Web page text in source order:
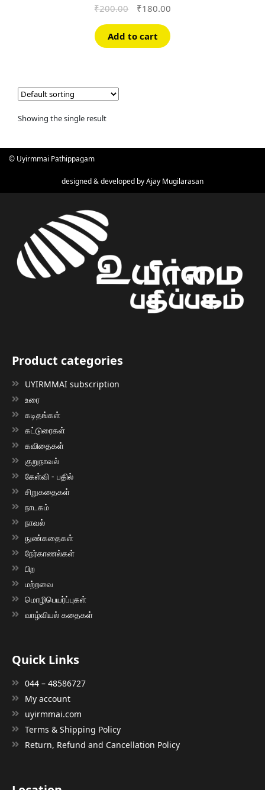
₹200.00
Original
was:
₹200.00.
₹180.00Current
is:
Add to cart
Showing the single result
© Uyirmmai Pathippagam
designed & developed byAjay Mugilarasan
Product categories
UYIRMMAI subscription
உரை
கடிதங்கள்
கட்டுரைகள்
கவிதைகள்
குறுநாவல்
கேள்வி - பதில்
சிறுகதைகள்
நாடகம்
நாவல்
நுண்கதைகள்
நேர்காணல்கள்
பிற
மற்றவை
மொழிபெயர்ப்புகள்
வாழ்வியல் கதைகள்
Quick Links
044 – 48586727
My account
uyirmmai.com
Terms & Shipping Policy
Return, Refund and Cancellation Policy